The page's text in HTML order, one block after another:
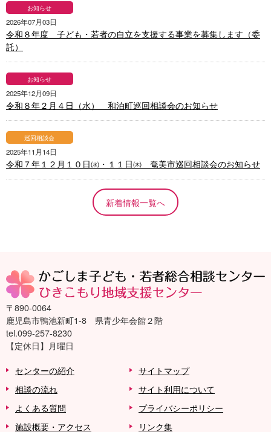
お知らせ
2026年07月03日
令和８年度 子ども・若者の自立を支援する事業を募集します（委
託）
お知らせ
2025年12月09日
令和８年２月４日（水） 和泊町巡回相談会のお知らせ
巡回相談会
2025年11月14日
令和７年１２月１０日㈬・１１日㈭ 奄美市巡回相談会のお知らせ
新着情報一覧へ
〒890-0064
鹿児島市鴨池新町1-8 県青少年会館２階
tel.099-257-8230
【定休日】月曜日
センターの紹介
相談の流れ
よくある質問
施設概要・アクセス
サイトマップ
サイト利用について
プライバシーポリシー
リンク集